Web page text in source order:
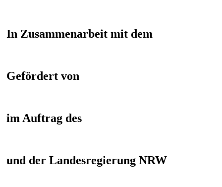
In Zusammenarbeit mit dem
Gefördert von
im Auftrag des
und der Landesregierung NRW